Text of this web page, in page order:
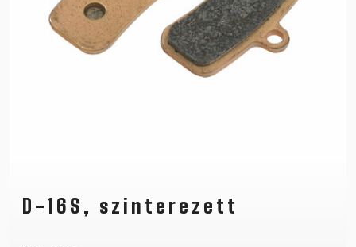
D-16S, szinterezett